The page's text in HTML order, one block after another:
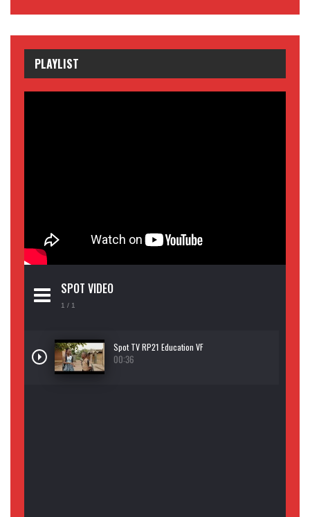
PLAYLIST
SPOT VIDEO
1 / 1
Spot TV RP21 Education VF
00:36